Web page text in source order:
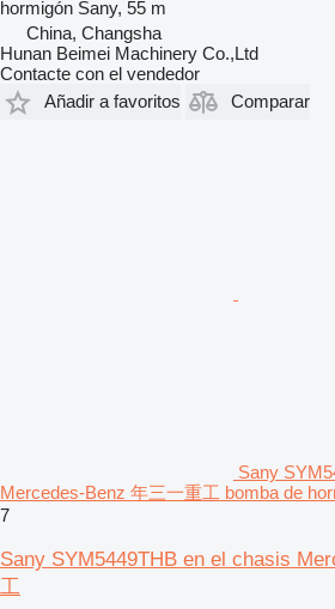
hormigón Sany, 55 m
China, Changsha
Hunan Beimei Machinery Co.,Ltd
Contacte con el vendedor
Añadir a favoritos
Comparar
Sany
Mercedes-Benz 年三一重工 bomba de
7
Sany SYM5449THB en el chasis
工